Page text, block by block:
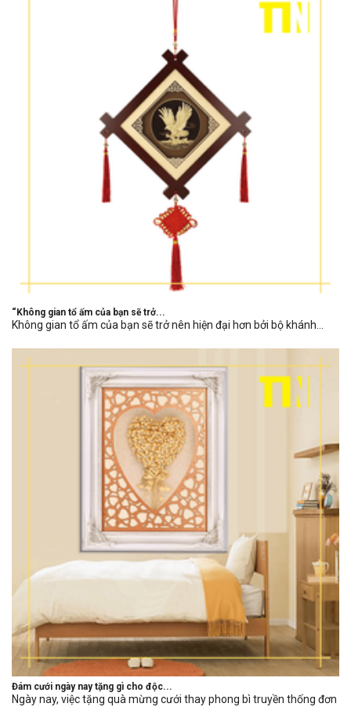
“Không gian tổ ấm của bạn sẽ trở...
Không gian tổ ấm của bạn sẽ trở nên hiện đại hơn bởi bộ khánh...
Đám cưới ngày nay tặng gì cho độc...
Ngày nay, việc tặng quà mừng cưới thay phong bì truyền thống đơn